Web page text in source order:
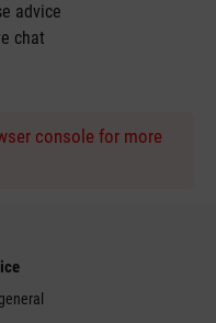
advice
chat
console for more